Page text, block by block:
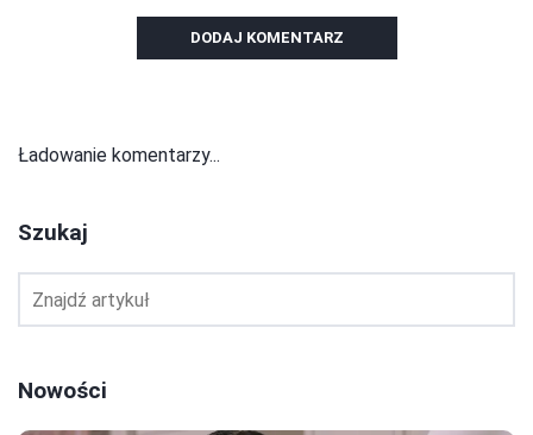
DODAJ KOMENTARZ
Ładowanie komentarzy...
Szukaj
Nowości